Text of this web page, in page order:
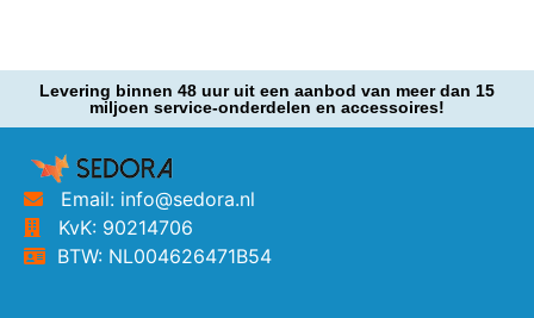
Levering binnen 48 uur uit een aanbod van meer dan 15
miljoen service-onderdelen en accessoires!
Email: info@sedora.nl
KvK: 90214706
BTW: NL004626471B54